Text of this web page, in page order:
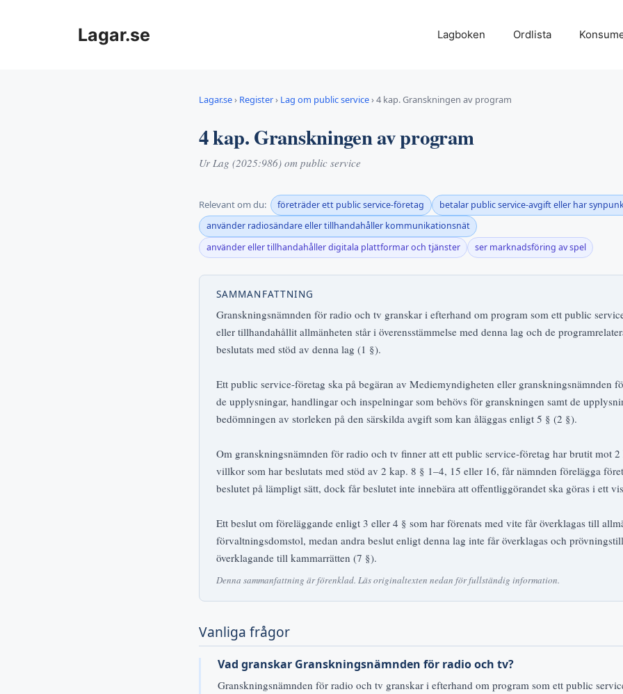
Lagar.se Lagboken Ordlista
Lagar.se› Register› Lag om public service›4 kap. Granskningen av program
4 kap. Granskningen av program
Ur Lag (2025:986) om public service
Relevant om du: företräder ett public service-företag
betalar public service-avgift eller har
använder radiosändare eller tillhandahåller kommunikationsnät
använder eller tillhandahåller digitala plattformar och tjänster
ser marknadsföring av spel
SAMMANFATTNING
Granskningsnämnden för radio och tv granskar i efterhand om program som ett public
eller tillhandahållit allmänheten står i överensstämmelse med denna lag och de
beslutats med stöd av denna lag (1 §).
Ett public service-företag ska på begäran av Mediemyndigheten eller granskningsnämnden
de upplysningar, handlingar och inspelningar som behövs för granskningen samt de
bedömningen av storleken på den särskilda avgift som kan åläggas enligt 5 § (2 §).
Om granskningsnämnden för radio och tv finner att ett public service-företag har brutit mot
villkor som har beslutats med stöd av 2 kap. 8 § 1–4, 15 eller 16, får nämnden förelägga
beslutet på lämpligt sätt, dock får beslutet inte innebära att offentliggörandet ska göras i ett
Ett beslut om föreläggande enligt 3 eller 4 § som har förenats med vite får överklagas till
förvaltningsdomstol, medan andra beslut enligt denna lag inte får överklagas och
överklagande till kammarrätten (7 §).
Denna sammanfattning är förenklad. Läs originaltexten nedan för fullständig information.
Vanliga frågor
Vad granskar Granskningsnämnden för radio och tv?
Granskningsnämnden för radio och tv granskar i efterhand om program som ett public